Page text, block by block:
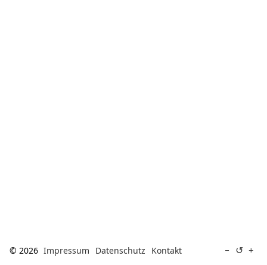
© 2026 Impressum Datenschutz Kontakt − ↺ +